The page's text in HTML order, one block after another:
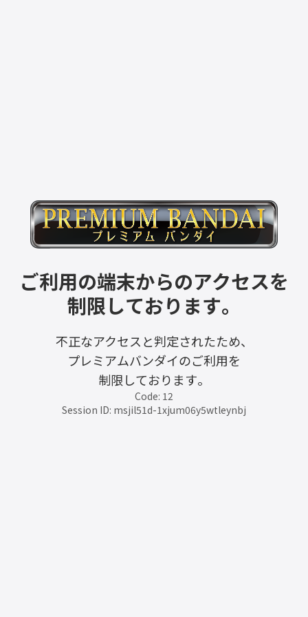
ご利用の端末からのアクセスを
制限しております。
不正なアクセスと判定されたため、
プレミアムバンダイのご利用を
制限しております。
Code: 12
Session ID: msjil51d-1xjum06y5wtleynbj